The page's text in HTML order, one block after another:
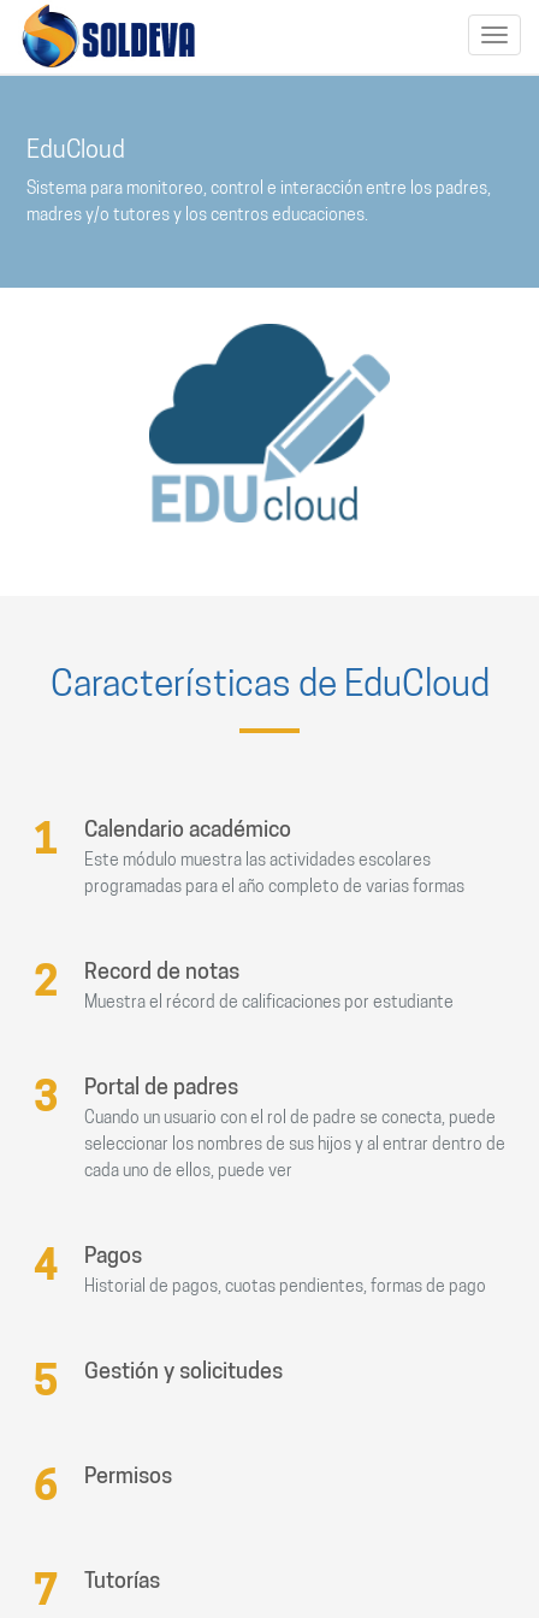
EduCloud
Sistema para monitoreo, control e interacción entre los padres,
madres y/o tutores y los centros educaciones.
Características de EduCloud
1 Calendario académico
Este módulo muestra las actividades escolares
programadas para el año completo de varias formas
2 Record de notas
Muestra el récord de calificaciones por estudiante
3 Portal de padres
Cuando un usuario con el rol de padre se conecta, puede
seleccionar los nombres de sus hijos y al entrar dentro de
cada uno de ellos, puede ver
4 Pagos
Historial de pagos, cuotas pendientes, formas de pago
5 Gestión y solicitudes
6 Permisos
7 Tutorías